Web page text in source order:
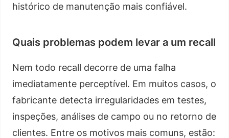
histórico de manutenção mais confiável.
Quais problemas podem levar a um recall
Nem todo recall decorre de uma falha
imediatamente perceptível. Em muitos casos, o
fabricante detecta irregularidades em testes,
inspeções, análises de campo ou no retorno de
clientes. Entre os motivos mais comuns, estão: